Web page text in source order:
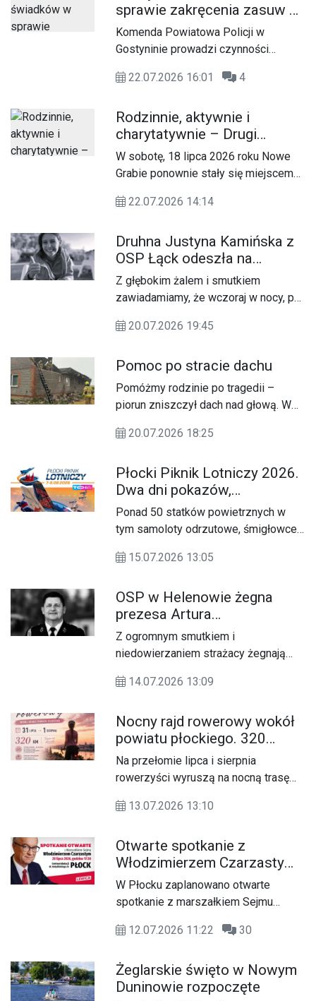
kwota przeznaczona jest na realizację
nowych zadań, jak również tych
kontynuowanych z lat ubiegłych.
sprawie zakręcenia zasuw na
wodociągu w gminie
Szczawin Kościelny
Komenda Powiatowa Policji w
Gostyninie prowadzi czynności
zakręcenia zasuw na głównych
terenie gminy Szczawin Kościelny.
22.07.2026 16:01 4
Rodzinnie, aktywnie i
charytatywnie – Drugi
Rodzinny Rajd Rowerowy w
Nowym Grabiu
W sobotę, 18 lipca 2026 roku Nowe
Grabie ponownie stały się miejscem
połączyło miłośników aktywnego
pomagania. Odbył się Drugi Rodzinny
Rajd Rowerowy w Nowym Grabiu,
objęty Honorowym Patronatem
Burmistrza Miasta i Gminy Gąbin
22.07.2026 14:14
Druhna Justyna Kamińska z
OSP Łąck odeszła na
wieczną służbę
Z głębokim żalem i smutkiem
zawiadamiamy, że wczoraj w nocy, po
służbę nasza Druhna Justyna
20.07.2026 19:45
Pomoc po stracie dachu
Pomóżmy rodzinie po tragedii –
piorun zniszczył dach nad głową. W
poważnych zniszczeń dachu ich
20.07.2026 18:25
Płocki Piknik Lotniczy 2026.
Dwa dni pokazów,
rodzinnych atrakcji i wielkie
lotnicze widowisko w Płocku
Ponad 50 statków powietrznych w
tym samoloty odrzutowe, śmigłowce,
zagranicy, rodzinne strefy atrakcji oraz
obronności - tak zapowiada się Płocki
Piknik Lotniczy 2026. Wydarzenie
odbędzie się w dniach 7-8 sierpnia
2026 roku na Lotnisku w Płocku.
15.07.2026 13:05
OSP w Helenowie żegna
prezesa Artura
Rędzikowskiego
Z ogromnym smutkiem i
niedowierzaniem strażacy żegnają
przez blisko 15 lat kierował
całą swoją energię.
14.07.2026 13:09
Nocny rajd rowerowy wokół
powiatu płockiego. 320
kilometrów do przejechania
Na przełomie lipca i sierpnia
rowerzyści wyruszą na nocną trasę
Organizatorzy stawiają na swobodne
13.07.2026 13:10
Otwarte spotkanie z
Włodzimierzem Czarzastym
odbędzie się w Płocku
W Płocku zaplanowano otwarte
spotkanie z marszałkiem Sejmu
Wydarzenie ma odbyć się 20 lipca
Kobylińskiego 25.
12.07.2026 11:22 30
Żeglarskie święto w Nowym
Duninowie rozpoczęte